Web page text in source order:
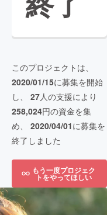
このプロジェクトは、
2020/01/15に募集を開始
し、 27人の支援により
258,024円の資金を集
め、 2020/04/01に募集を
終了しました
もう一度プロジェク
トをやってほしい